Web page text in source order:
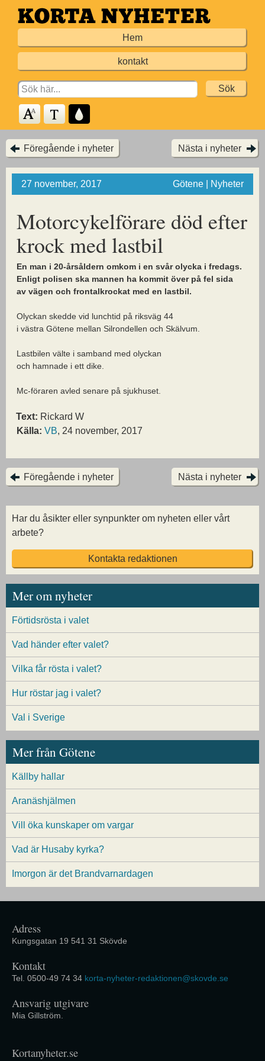
Hoppa
till
Hem
kontakt
Search
for:
Föregående i nyheter Nästa i nyheter
27 november, 2017 Götene | Nyheter
Motorcykelförare död efter
krock med lastbil
En man i 20-årsåldern omkom i en svår olycka i fredags.
Enligt polisen ska mannen ha kommit över på fel sida
av vägen och frontalkrockat med en lastbil.
Olyckan skedde vid lunchtid på riksväg 44
i västra Götene mellan Silrondellen och Skälvum.
Lastbilen välte i samband med olyckan
och hamnade i ett dike.
Mc-föraren avled senare på sjukhuset.
Text: Rickard W
Källa: VB, 24 november, 2017
Föregående i nyheter Nästa i nyheter
Har du åsikter eller synpunkter om nyheten eller vårt
arbete?
Kontakta redaktionen
Mer om nyheter
Förtidsrösta i valet
Vad händer efter valet?
Vilka får rösta i valet?
Hur röstar jag i valet?
Val i Sverige
Mer från Götene
Källby hallar
Aranäshjälmen
Vill öka kunskaper om vargar
Vad är Husaby kyrka?
Imorgon är det Brandvarnardagen
Adress
Kungsgatan 19 541 31 Skövde
Kontakt
Tel. 0500-49 74 34 korta-nyheter-redaktionen@skovde.se
Ansvarig utgivare
Mia Gillström.
Kortanyheter.se